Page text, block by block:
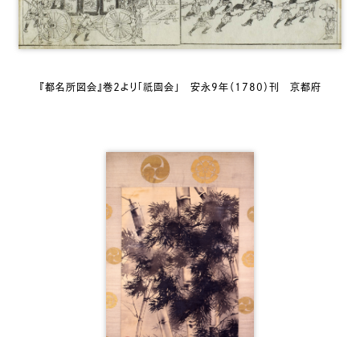
『都名所図会』巻２より「 祇園会」 安永9年（1780）刊 京都府